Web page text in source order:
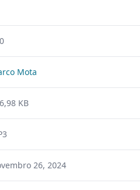
Mota
KB
26, 2024